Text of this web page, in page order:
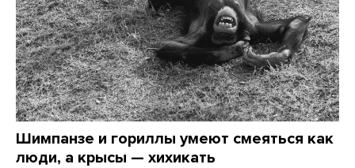
Шимпанзе и гориллы умеют смеяться как
люди, а крысы — хихикать